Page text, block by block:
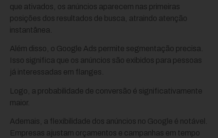
que ativados, os anúncios aparecem nas primeiras
posições dos resultados de busca, atraindo atenção
instantânea.
Além disso, o Google Ads permite segmentação precisa.
Isso significa que os anúncios são exibidos para pessoas
já interessadas em flanges.
Logo, a probabilidade de conversão é significativamente
maior.
Ademais, a flexibilidade dos anúncios no Google é notável.
Empresas ajustam orçamentos e campanhas em tempo